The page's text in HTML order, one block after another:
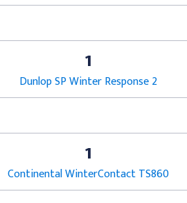
1
Dunlop SP Winter Response 2
1
Continental WinterContact TS860